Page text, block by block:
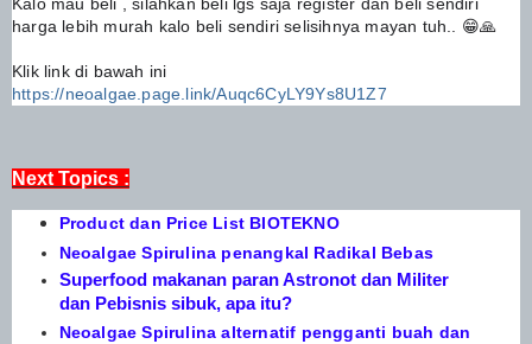
Kalo mau beli , silahkan beli lgs saja register dan beli sendiri
harga lebih murah kalo beli sendiri selisihnya mayan tuh.. 😁🙏
Klik link di bawah ini
https://neoalgae.page.link/Auqc6CyLY9Ys8U1Z7
Next Topics :
Product dan Price List BIOTEKNO
Neoalgae Spirulina penangkal Radikal Bebas
Superfood makanan paran Astronot dan Militer
dan Pebisnis sibuk, apa itu?
Neoalgae Spirulina alternatif pengganti buah dan